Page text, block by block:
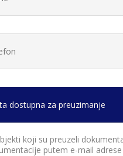
dostupna za preuzimanje
koji su preuzeli
putem e-mail